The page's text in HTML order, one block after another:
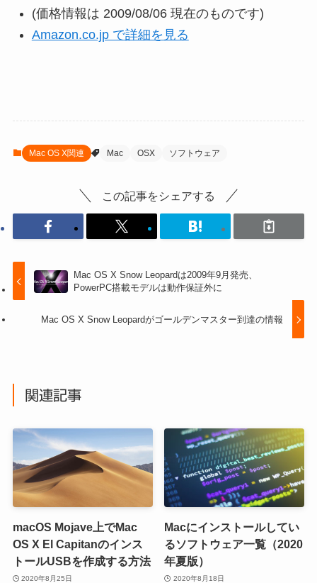
(価格情報は 2009/08/06 現在のものです)
Amazon.co.jp で詳細を見る
Mac OS X関連 Mac OSX ソフトウェア
この記事をシェアする
Mac OS X Snow Leopardは2009年9月発売、
PowerPC搭載モデルは動作保証外に
Mac OS X Snow Leopardがゴールデンマスター到達の情報
関連記事
macOS Mojave上でMac
OS X El Capitanのインス
トールUSBを作成する方法
2020年8月25日
Macにインストールしてい
るソフトウェア一覧（2020
年夏版）
2020年8月18日